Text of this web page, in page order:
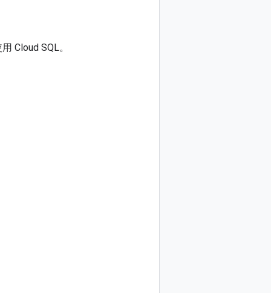
Cloud SQL。